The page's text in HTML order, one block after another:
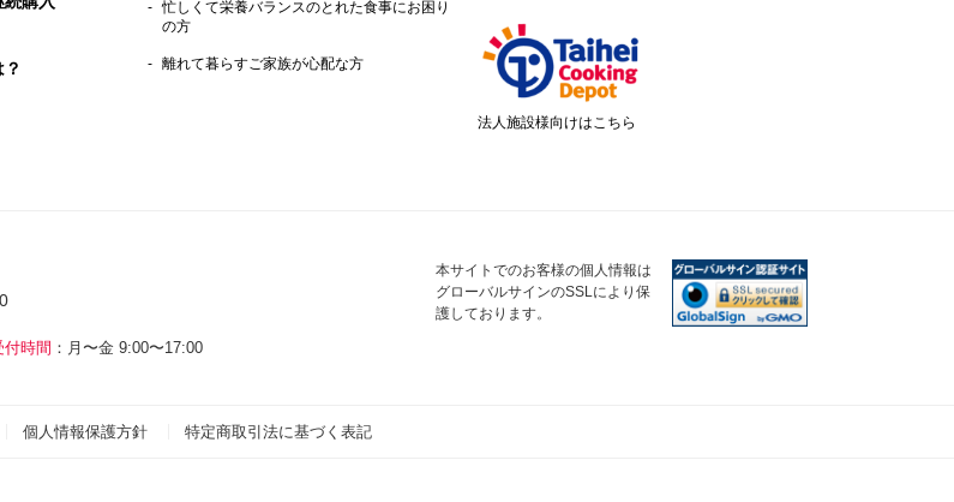
忙しくて栄養バランスのとれた食事にお困り
の方
離れて暮らすご家族が心配な方
法人施設様向けはこちら
付時間 ：月〜金 9:00〜17:00
本サイトでのお客様の個人情報は
グローバルサインのSSLにより保
護しております。
個人情報保護方針 特定商取引法に基づく表記